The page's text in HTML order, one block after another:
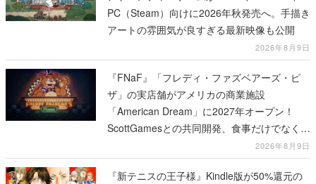
PC（Steam）向けに2026年秋発売へ。手描き
アートの雰囲気が良すぎる最新映像も公開
2026年8月9日
『FNaF』「フレディ・ファズベアーズ・ピ
ザ」の実店舗がアメリカの商業施設
「American Dream」に2027年オープン！
ScottGamesとの共同開発、食事だけでなくス
テージショーや没入型のホラー体験も楽しめ
る
2026年8月9日
『新テニスの王子様』Kindle版が50%還元の